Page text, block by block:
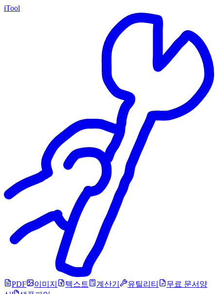
iTool
PDF 이미지 텍스트 계산기 유틸리티
무료 문서양